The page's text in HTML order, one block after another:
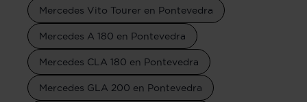
Mercedes Vito Tourer en Pontevedra
Mercedes A 180 en Pontevedra
Mercedes CLA 180 en Pontevedra
Mercedes GLA 200 en Pontevedra